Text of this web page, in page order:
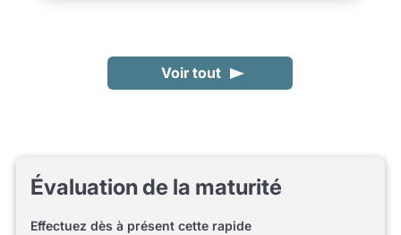
Voir tout
Évaluation de la maturité
Effectuez dès à présent cette rapide